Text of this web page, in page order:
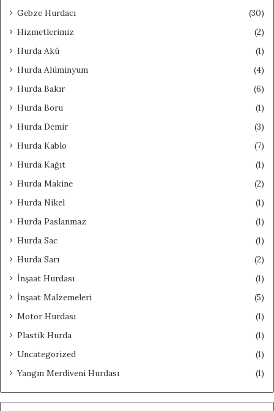
Gebze Hurdacı
(30)
Hizmetlerimiz
(2)
Hurda Akü
(1)
Hurda Alüminyum
(4)
Hurda Bakır
(6)
Hurda Boru
(1)
Hurda Demir
(3)
Hurda Kablo
(7)
Hurda Kağıt
(1)
Hurda Makine
(2)
Hurda Nikel
(1)
Hurda Paslanmaz
(1)
Hurda Sac
(1)
Hurda Sarı
(2)
İnşaat Hurdası
(1)
İnşaat Malzemeleri
(5)
Motor Hurdası
(1)
Plastik Hurda
(1)
Uncategorized
(1)
Yangın Merdiveni Hurdası
(1)